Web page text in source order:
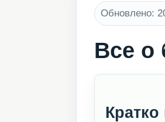
Обновлено:
Все о
Кратко